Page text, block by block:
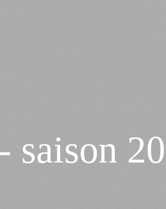
saison